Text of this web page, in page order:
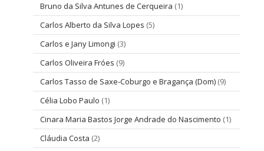
Bruno da Silva Antunes de Cerqueira (1)
Carlos Alberto da Silva Lopes (5)
Carlos e Jany Limongi (3)
Carlos Oliveira Fróes (9)
Carlos Tasso de Saxe-Coburgo e Bragança (Dom) (9)
Célia Lobo Paulo (1)
Cinara Maria Bastos Jorge Andrade do Nascimento (1)
Cláudia Costa (2)